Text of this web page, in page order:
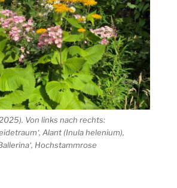
Von links nach rechts:
Alant (Inula helenium),
Hochstammrose